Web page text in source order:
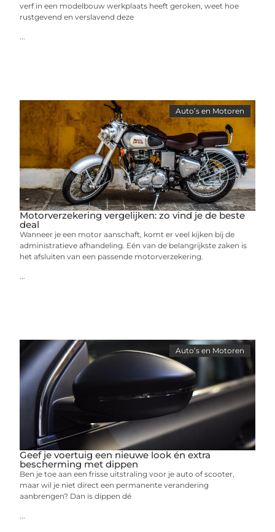
verf in een modelbouw werkplaats heeft geroken, weet hoe
rustgevend en verslavend deze
Auto’s en Motoren
Motorverzekering vergelijken: zo vind je de beste
deal
Wanneer je een motor aanschaft, komt er veel kijken bij de
administratieve afhandeling. Eén van de belangrijkste zaken is
het afsluiten van een passende motorverzekering.
Auto’s en Motoren
Geef je voertuig een nieuwe look én extra
bescherming met dippen
Ben je toe aan een frisse uitstraling voor je auto of scooter,
maar wil je niet direct een permanente verandering
aanbrengen? Dan is dippen dé